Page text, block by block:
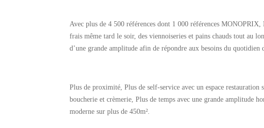
Avec plus de 4 500 références dont 1 000 références
frais même tard le soir, des viennoiseries et pains chauds tout au
d’une grande amplitude afin de répondre aux besoins du quotidien
Plus de proximité, Plus de self-service avec un espace
boucherie et crèmerie, Plus de temps avec une grande amplitude
moderne sur plus de 450m².